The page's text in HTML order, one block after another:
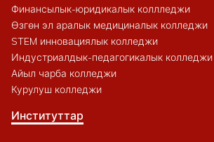
Финансылык-юридикалык коллледжи
Өзгөн эл аралык медициналык колледжи
STEM инновациялык колледжи
Индустриалдык-педагогикалык колледжи
Айыл чарба колледжи
Курулуш колледжи
Институттар